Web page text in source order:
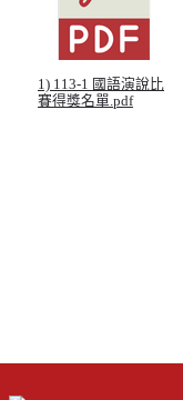
啟英高中-
1) 113-1 國語演說比
賽得獎名單.pdf